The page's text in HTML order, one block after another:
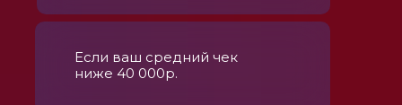
Если ваш средний чек
ниже 40 000р.